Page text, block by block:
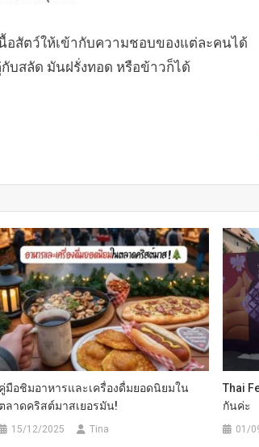
อสัตว์ให้เข้ากับความชอบของแต่ละคนได้
บสลัด มันฝรั่งทอด หรือข้าวก็ได้
คู่มือชิมอาหารและเครื่องดื่มยอดนิยมใน
ตลาดคริสต์มาสเยอรมัน!
15/12/2025 Tina
Thai
กันค่ะ
01/